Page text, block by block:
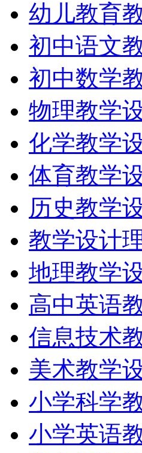
幼儿教育
初中语文
初中数学
物理教学
化学教学
体育教学
历史教学
教学设计
地理教学
高中英语
信息技术
美术教学
小学科学
小学英语